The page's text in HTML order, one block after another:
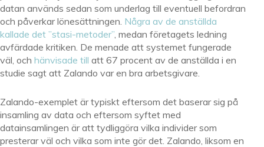
datan används sedan som underlag till eventuell befordran
och påverkar lönesättningen. Några av de anställda
kallade det ”stasi-metoder”, medan företagets ledning
avfärdade kritiken. De menade att systemet fungerade
väl, och hänvisade till att 67 procent av de anställda i en
studie sagt att Zalando var en bra arbetsgivare.
Zalando-exemplet är typiskt eftersom det baserar sig på
insamling av data och eftersom syftet med
datainsamlingen är att tydliggöra vilka individer som
presterar väl och vilka som inte gör det. Zalando, liksom en